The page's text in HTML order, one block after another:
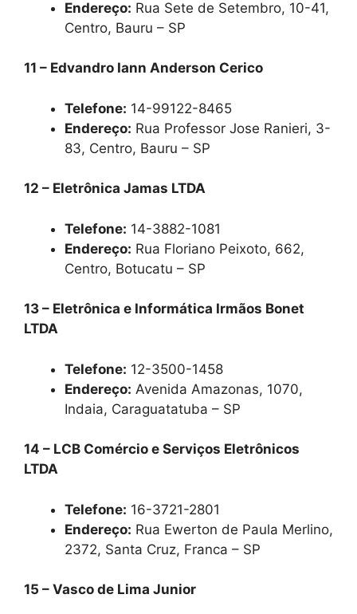
Endereço: Rua Sete de Setembro, 10-41,
Centro, Bauru – SP
11 – Edvandro Iann Anderson Cerico
Telefone: 14-99122-8465
Endereço: Rua Professor Jose Ranieri, 3-
83, Centro, Bauru – SP
12 – Eletrônica Jamas LTDA
Telefone: 14-3882-1081
Endereço: Rua Floriano Peixoto, 662,
Centro, Botucatu – SP
13 – Eletrônica e Informática Irmãos Bonet
LTDA
Telefone: 12-3500-1458
Endereço: Avenida Amazonas, 1070,
Indaia, Caraguatatuba – SP
14 – LCB Comércio e Serviços Eletrônicos
LTDA
Telefone: 16-3721-2801
Endereço: Rua Ewerton de Paula Merlino,
2372, Santa Cruz, Franca – SP
15 – Vasco de Lima Junior